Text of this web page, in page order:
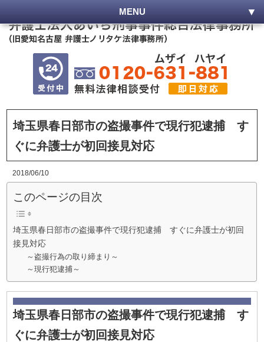
MENU
埼玉県春日部市の盗撮事件で現行犯逮捕 す
ぐに弁護士が初回接見対応
2018/06/10
このページの目次
埼玉県春日部市の盗撮事件で現行犯逮捕 すぐに弁護士が初回
接見対応
～盗撮行為の取り締まり～
～現行犯逮捕～
埼玉県春日部市の盗撮事件で現行犯逮捕 す
ぐに弁護士が初回接見対応